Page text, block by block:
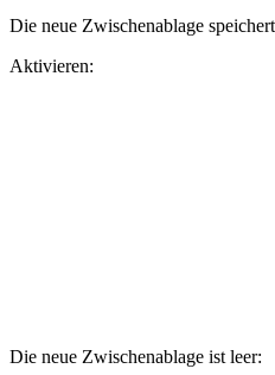
Die neue Zwischenablage
Aktivieren:
Die neue Zwischenablage ist leer: